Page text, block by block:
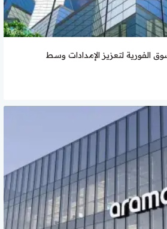
الفورية لتعزيز الإمدادات وسط